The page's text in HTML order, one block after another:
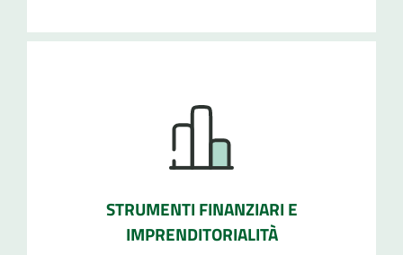
STRUMENTI FINANZIARI E
IMPRENDITORIALITÀ